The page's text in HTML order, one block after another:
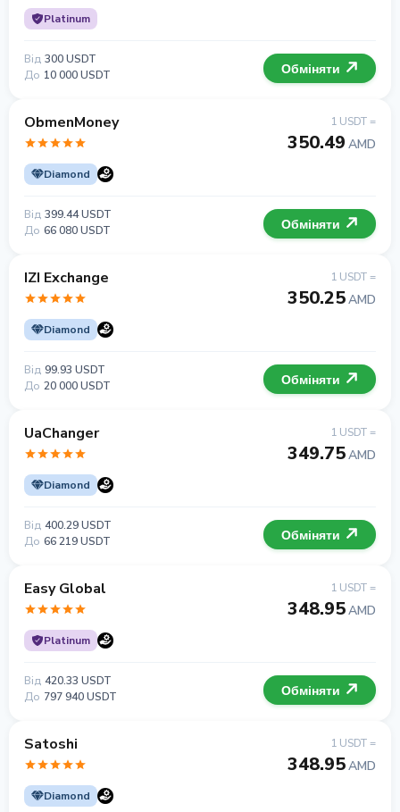
Platinum
Від 300 USDT
До 10 000 USDT Обміняти
ObmenMoney
Diamond
1 USDT =
350.49 AMD
Від 399.44 USDT
До 66 080 USDT Обміняти
IZI Exchange
Diamond
1 USDT =
350.25AMD
Від 99.93 USDT
До 20 000 USDT Обміняти
UaChanger
Diamond
1 USDT =
349.75AMD
Від 400.29 USDT
До 66 219 USDT Обміняти
Easy Global
Platinum
1 USDT =
348.95AMD
Від 420.33 USDT
До 797 940 USDT Обміняти
Satoshi
Diamond
1 USDT =
348.95AMD